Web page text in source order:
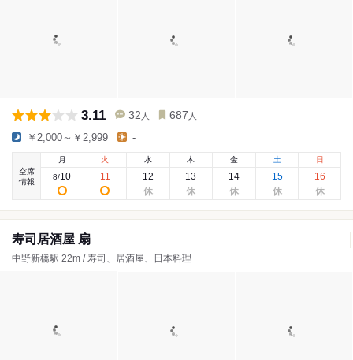
3.11 32 人 687 人
￥2,000～￥2,999 -
空席
情報
月
8/10
火
11
水
12
木
13
金
14
土
15
日
16
寿司居酒屋 扇
中野新橋駅 22m / 寿司、居酒屋、日本料理